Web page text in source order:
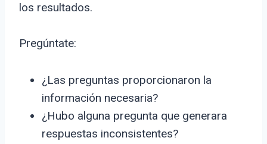
los resultados.
Pregúntate:
¿Las preguntas proporcionaron la
información necesaria?
¿Hubo alguna pregunta que generara
respuestas inconsistentes?